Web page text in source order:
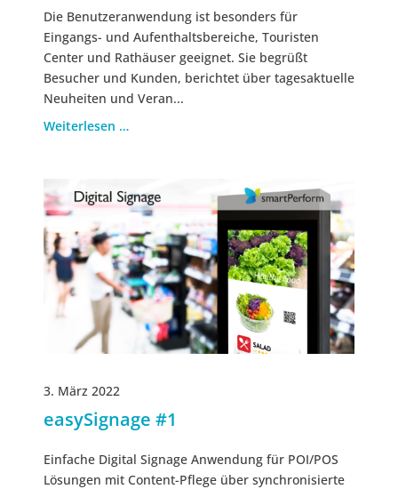
Die Benutzeranwendung ist besonders für
Eingangs- und Aufenthaltsbereiche, Touristen
Center und Rathäuser geeignet. Sie begrüßt
Besucher und Kunden, berichtet über tagesaktuelle
Neuheiten und Veran...
Weiterlesen …
3. März 2022
easySignage #1
Einfache Digital Signage Anwendung für POI/POS
Lösungen mit Content-Pflege über synchronisierte